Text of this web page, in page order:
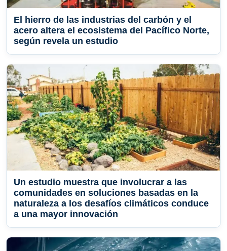
El hierro de las industrias del carbón y el
acero altera el ecosistema del Pacífico Norte,
según revela un estudio
Un estudio muestra que involucrar a las
comunidades en soluciones basadas en la
naturaleza a los desafíos climáticos conduce
a una mayor innovación